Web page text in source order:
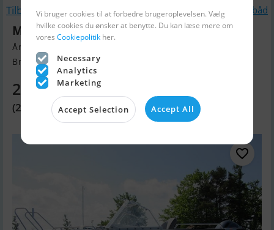
Tilbage Lignende Motorbåd
Master Pro 571
Årgang 2017, Motorbåd til salg
Breege, Tyskland
209.020 DKK
(28.000 EUR)
Vi bruger cookies til at forbedre brugeroplevelsen. Vælg
hvilke cookies du ønsker at benytte. Du kan læse mere om
vores Cookiepolitik her.
Necessary
Analytics
Marketing
Accept Selection Accept All